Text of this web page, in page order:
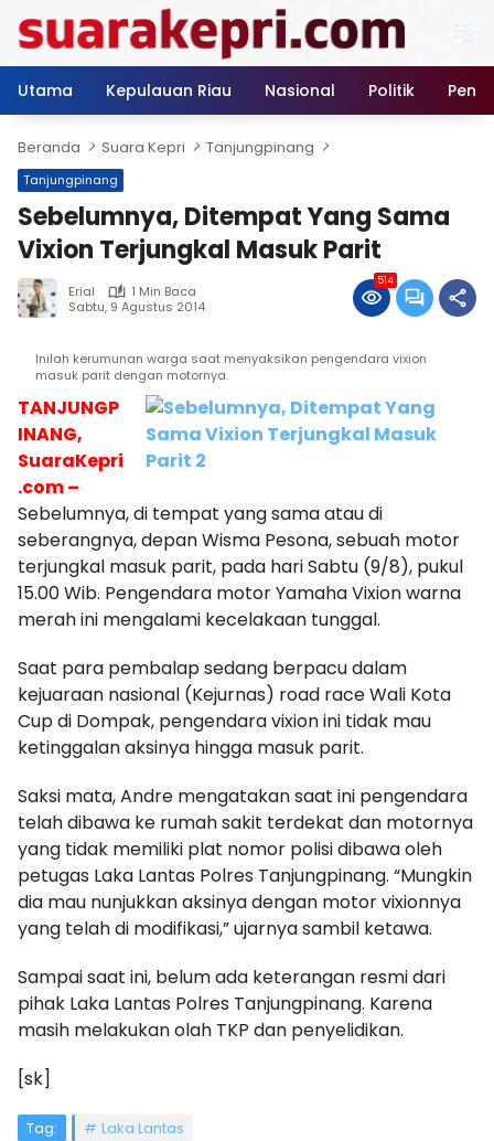
konten
Utama
Kepulauan Riau Nasional Politik
Beranda Suara Kepri Tanjungpinang
Tanjungpinang
Sebelumnya, Ditempat Yang Sama
Vixion Terjungkal Masuk Parit
Erial
1 Min Baca
Sabtu, 9 Agustus 2014
514
Inilah kerumunan warga saat menyaksikan pengendara vixion
masuk parit dengan motornya.
TANJUNGP
INANG,
SuaraKepri
.com –
Sebelumnya, di tempat yang sama atau di
seberangnya, depan Wisma Pesona, sebuah motor
terjungkal masuk parit, pada hari Sabtu (9/8), pukul
15.00 Wib. Pengendara motor Yamaha Vixion warna
merah ini mengalami kecelakaan tunggal.
Saat para pembalap sedang berpacu dalam
kejuaraan nasional (Kejurnas) road race Wali Kota
Cup di Dompak, pengendara vixion ini tidak mau
ketinggalan aksinya hingga masuk parit.
Saksi mata, Andre mengatakan saat ini pengendara
telah dibawa ke rumah sakit terdekat dan motornya
yang tidak memiliki plat nomor polisi dibawa oleh
petugas Laka Lantas Polres Tanjungpinang. “Mungkin
dia mau nunjukkan aksinya dengan motor vixionnya
yang telah di modifikasi,” ujarnya sambil ketawa.
Sampai saat ini, belum ada keterangan resmi dari
pihak Laka Lantas Polres Tanjungpinang. Karena
masih melakukan olah TKP dan penyelidikan.
[sk]
Tag: Laka Lantas